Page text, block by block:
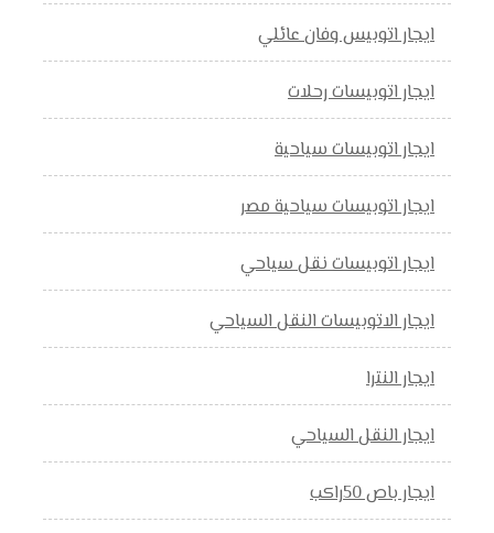
ايجار اتوبيس وفان عائلي
ايجار اتوبيسات رحلات
ايجار اتوبيسات سياحية
ايجار اتوبيسات سياحية مصر
ايجار اتوبيسات نقل سياحي
ايجار الاتوبيسات النقل السياحي
ايجار النترا
ايجار النقل السياحي
ايجار باص 50راكب